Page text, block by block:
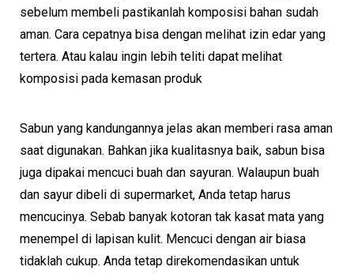
sebelum membeli pastikanlah komposisi bahan sudah
aman. Cara cepatnya bisa dengan melihat izin edar yang
tertera. Atau kalau ingin lebih teliti dapat melihat
komposisi pada kemasan produk
Sabun yang kandungannya jelas akan memberi rasa aman
saat digunakan. Bahkan jika kualitasnya baik, sabun bisa
juga dipakai mencuci buah dan sayuran. Walaupun buah
dan sayur dibeli di supermarket, Anda tetap harus
mencucinya. Sebab banyak kotoran tak kasat mata yang
menempel di lapisan kulit. Mencuci dengan air biasa
tidaklah cukup. Anda tetap direkomendasikan untuk